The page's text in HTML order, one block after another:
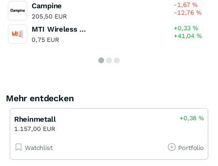
Campine
205,50 EUR
-1,67%
-12,76%
MTI Wireless Edge
0,75 EUR
+0,33%
+41,04%
Mehr entdecken
Rheinmetall
1.157,00 EUR
+0,38%
Watchlist Portfolio